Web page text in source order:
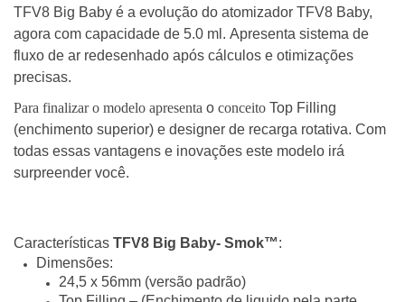
TFV8 Big Baby é a evolução do atomizador TFV8 Baby,
agora com capacidade de 5.0 ml. Apresenta sistema de
fluxo de ar redesenhado após cálculos e otimizações
precisas.
Para finalizar o modelo apresenta o conceito Top Filling
(enchimento superior) e designer de recarga rotativa. Com
todas essas vantagens e inovações este modelo irá
surpreender você.
Características TFV8 Big Baby- Smok™:
Dimensões:
24,5 x 56mm (versão padrão)